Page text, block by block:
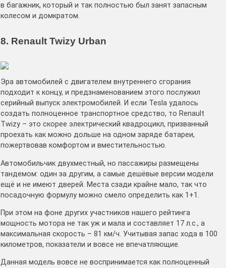
в багажник, который и так полностью был занят запасным
колесом и домкратом.
8. Renault Twizy Urban
Эра автомобилей с двигателем внутреннего сгорания
подходит к концу, и предзнаменованием этого послужил
серийный выпуск электромобилей. И если Tesla удалось
создать полноценное транспортное средство, то Renault
Twizy – это скорее электрический квадроцикл, призванный
проехать как можно дольше на одном заряде батареи,
пожертвовав комфортом и вместительностью.
Автомобильчик двухместный, но пассажиры размещены
тандемом: один за другим, а самые дешёвые версии модели
ещё и не имеют дверей. Места сзади крайне мало, так что
посадочную формулу можно смело определить как 1+1.
При этом на фоне других участников нашего рейтинга
мощность мотора не так уж и мала и составляет 17 л.с., а
максимальная скорость – 81 км/ч. Учитывая запас хода в 100
километров, показатели и вовсе не впечатляющие.
Данная модель вовсе не воспринимается как полноценный